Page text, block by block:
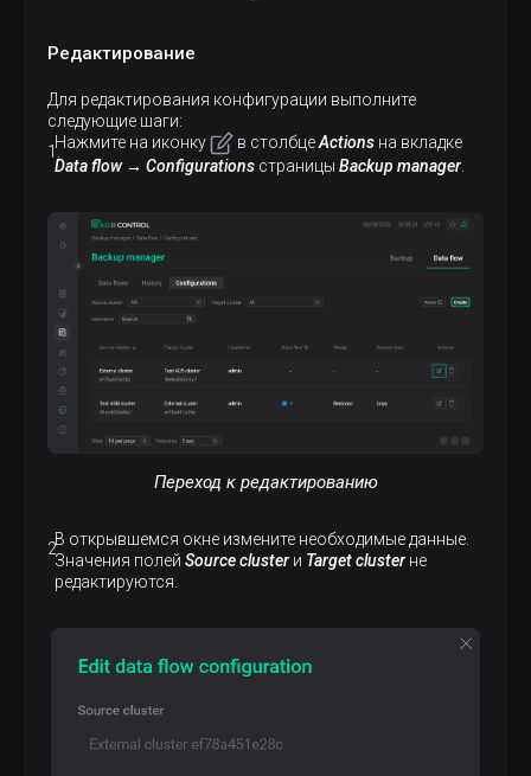
Редактирование
Для редактирования конфигурации выполните
следующие шаги:
Нажмите на иконку
в столбцеActions на вкладке
Data flow → Configurations страницы Backup manager.
Переход к редактированию
В открывшемся окне измените необходимые данные.
Значения полей Source cluster и Target cluster не
редактируются.